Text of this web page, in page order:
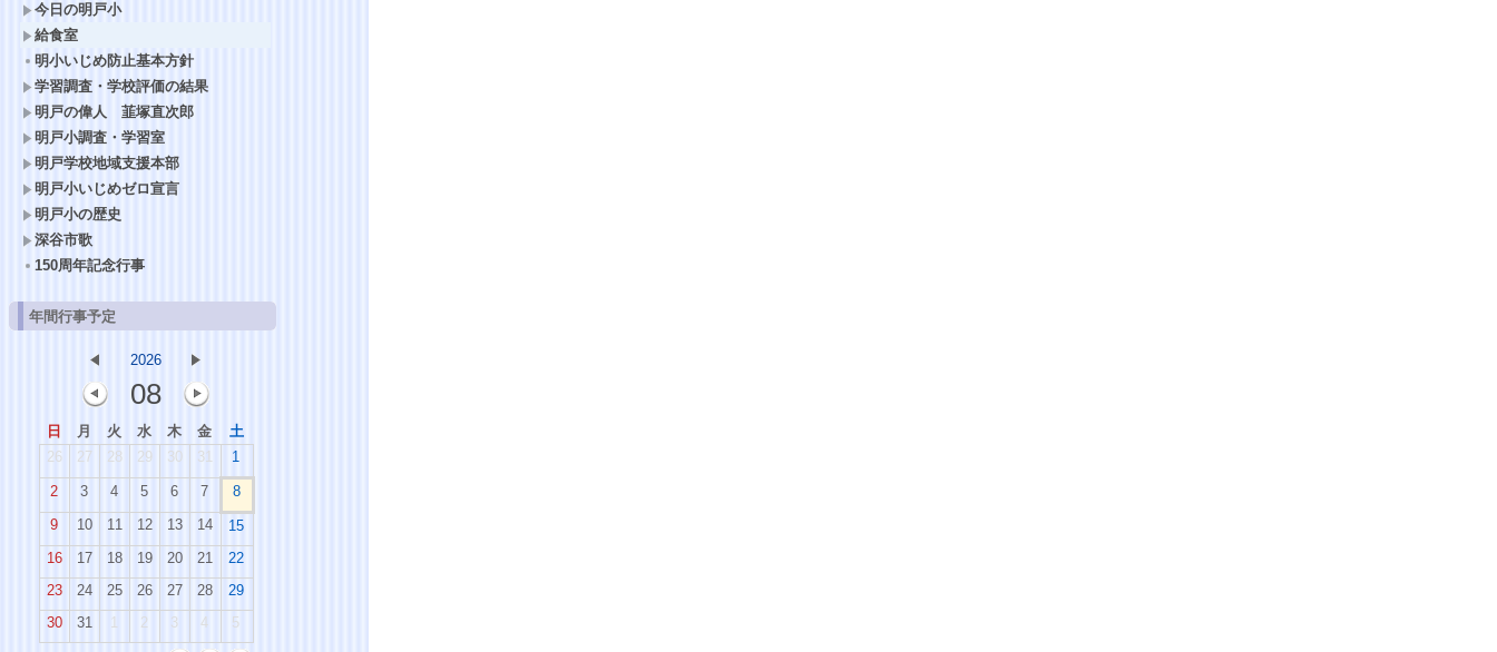
今日の明戸小
給食室
明小いじめ防止基本方針
学習調査・学校評価の結果
明戸の偉人 韮塚直次郎
明戸小調査・学習室
明戸学校地域支援本部
明戸小いじめゼロ宣言
明戸小の歴史
深谷市歌
150周年記念行事
年間行事予定
2026
08
日 月 火 水 木 金
土
26
27 28 29 30 31 1
2 3 4 5 6 7
8
9
10 11 12 13 14
15
16
17 18 19 20 21
22
23
24 25 26 27 28
29
30
31 1 2 3 4 5